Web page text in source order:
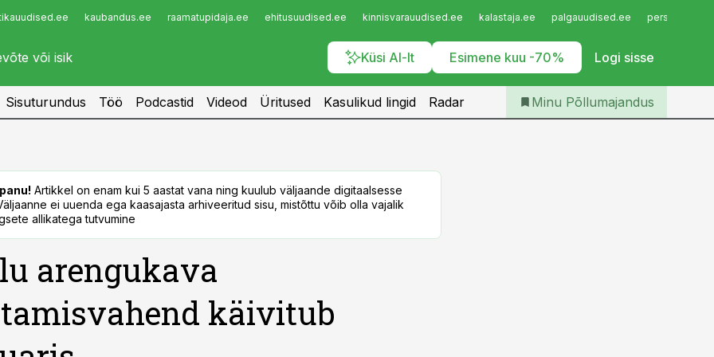
kaubandus.ee raamatupidaja.ee ehitusuudised.ee kinnisvarauudised.ee kalastaja.ee palgauudised.ee
Küsi AI-lt Esimene kuu -70% Logi sisse
Infopank
Iseteenindus
Telli Põllumajandus
Sisuturundus Töö Podcastid Videod Üritused Kasulikud lingid Radar Minu Põllumajandus
Artikkel on enam kui 5 aastat vana ning kuulub väljaande digitaalsesse
ei uuenda ega kaasajasta arhiveeritud sisu, mistõttu võib olla vajalik
allikatega tutvumine
arengukava
käivitub